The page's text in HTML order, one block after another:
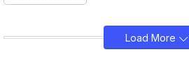
Load More